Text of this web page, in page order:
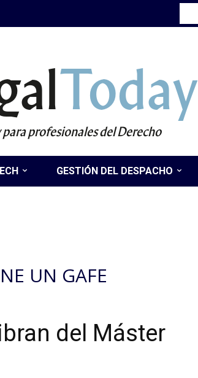
Today
para profesionales del Derecho
GESTIÓN DEL DESPACHO
UN GAFE
del Máster